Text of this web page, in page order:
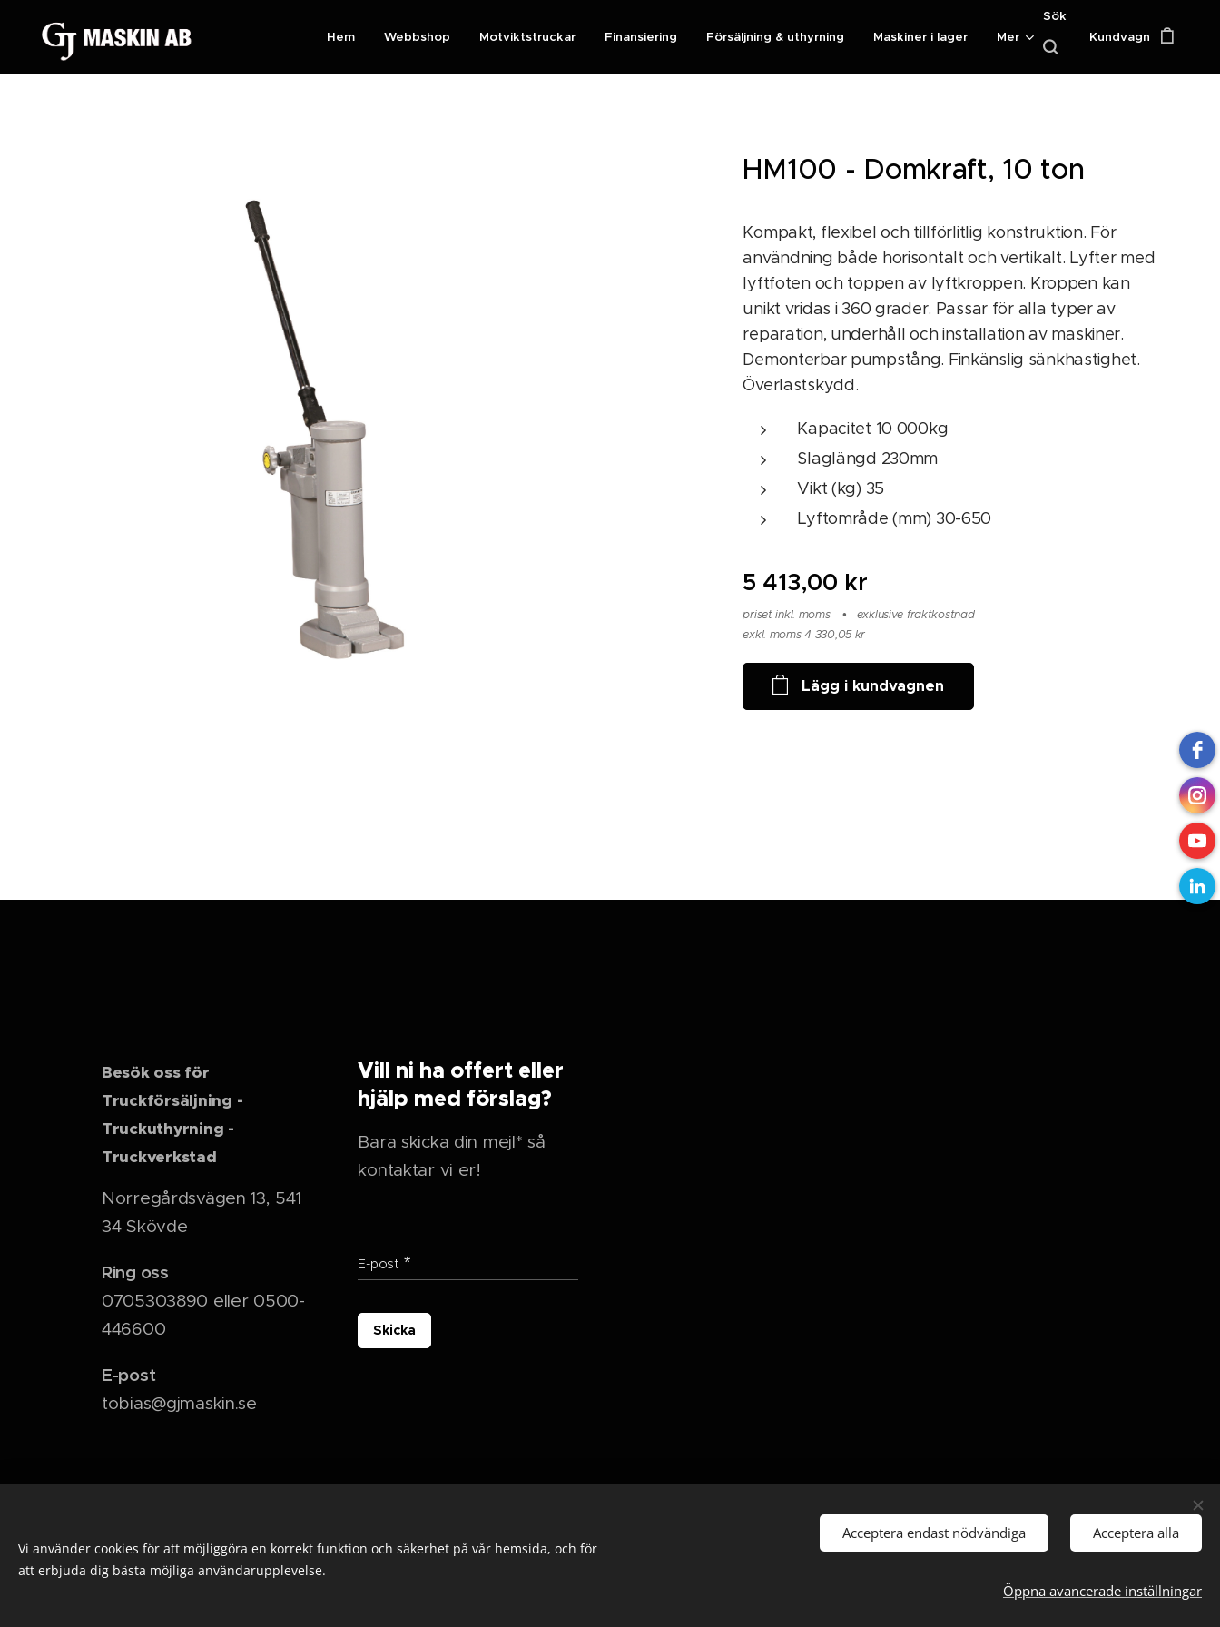
Hem Webbshop Motviktstruckar Finansiering Försäljning & uthyrning Maskiner i lager Mer
Sök
Kundvagn
HM100 - Domkraft, 10 ton
Kompakt, flexibel och tillförlitlig konstruktion. För
användning både horisontalt och vertikalt. Lyfter med
lyftfoten och toppen av lyftkroppen. Kroppen kan
unikt vridas i 360 grader. Passar för alla typer av
reparation, underhåll och installation av maskiner.
Demonterbar pumpstång. Finkänslig sänkhastighet.
Överlastskydd.
Kapacitet 10 000kg
Slaglängd 230mm
Vikt (kg) 35
Lyftområde (mm) 30-650
5 413,00 kr
priset inkl. moms
exklusive fraktkostnad
exkl. moms 4 330,05 kr
Lägg i kundvagnen
Besök oss för
Truckförsäljning -
Truckuthyrning -
Truckverkstad
Norregårdsvägen 13, 541
34 Skövde
Ring oss
0705303890 eller 0500-
446600
E-post
tobias@gjmaskin.se
Vill ni ha offert eller
hjälp med förslag?
Bara skicka din mejl* så
kontaktar vi er!
E-post
Skicka
Vi använder cookies för att möjliggöra en korrekt funktion och säkerhet på vår hemsida, och för
att erbjuda dig bästa möjliga användarupplevelse.
Acceptera endast nödvändiga Acceptera alla
Öppna avancerade inställningar